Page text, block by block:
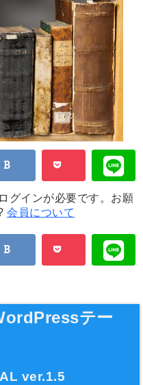
グインが必要です。お願
会員について
テー
ver.1.5